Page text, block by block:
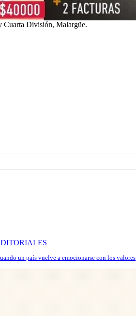
División, Malargüe.
un país vuelve a emocionarse con los valores